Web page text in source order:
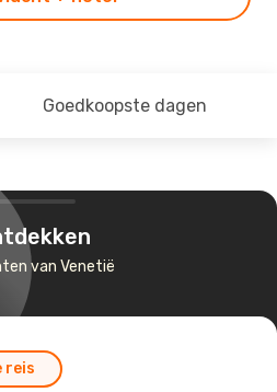
Goedkoopste dagen
van Venetië
reis